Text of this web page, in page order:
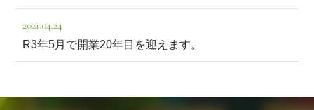
2021.04.24
R3年5月で開業20年目を迎えます。